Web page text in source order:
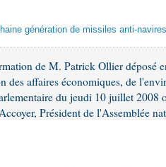
génération de missiles anti-
de M. Patrick Ollier déposé
des affaires économiques, de
du jeudi 10 juillet 2008
Président de l'Assemblée